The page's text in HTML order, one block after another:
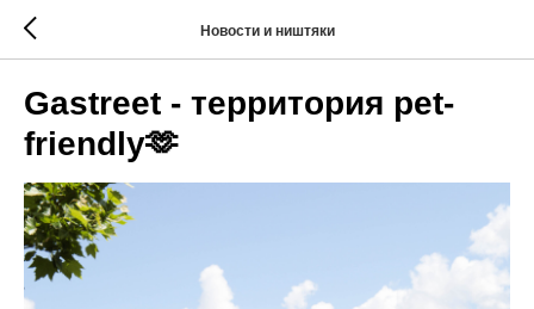
Новости и ништяки
Gastreet - территория pet-
friendly🫶